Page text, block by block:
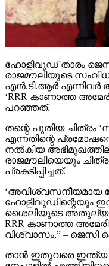
ഹോളിവുഡ് താരം
രാജമൗലിയുടെ
എന്‍.ടി.ആര്‍ എന്നിവര്‍
‘RRR കാണാത്ത
പറഞ്ഞത്.
തന്റെ പുതിയ ചിത്രം
എന്നതിന്റെ
നല്‍കിയ
രാജമൗലിയെയും
പ്രകടിപ്പിച്ചത്.
‘അവിശ്വസനീയമായ
ഹോളിവുഡിന്റെയും
ശൈലിയുടെ
RRR കാണാത്ത
വിശ്വാസം,” –
താന്‍ ഇതുവരെ ഇന്ത്യ
നേപ്പാളില്‍
സാമ്യമുണ്ടെന്ന്